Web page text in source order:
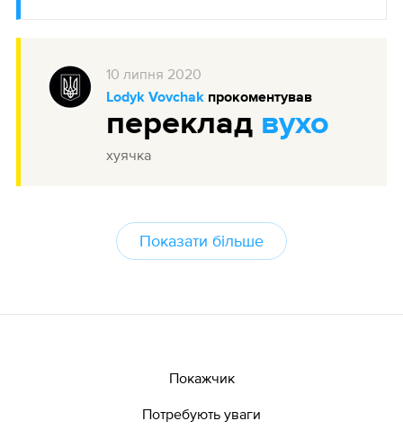
10 липня 2020
Lodyk Vovchakпрокоментував
переклад вухо
хуячка
Показати більше
Покажчик
Потребують уваги